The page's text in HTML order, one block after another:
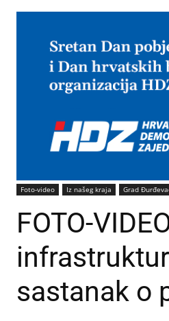
Foto-video Iz našeg kraja Grad
FOTO-
sastanak o